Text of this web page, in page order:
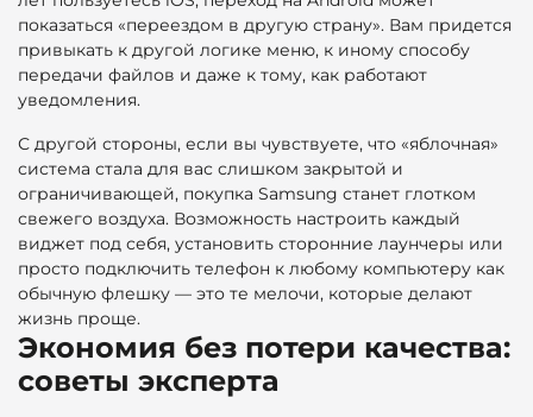
показаться «переездом в другую страну». Вам придется
привыкать к другой логике меню, к иному способу
передачи файлов и даже к тому, как работают
уведомления.
С другой стороны, если вы чувствуете, что «яблочная»
система стала для вас слишком закрытой и
ограничивающей, покупка Samsung станет глотком
свежего воздуха. Возможность настроить каждый
виджет под себя, установить сторонние лаунчеры или
просто подключить телефон к любому компьютеру как
обычную флешку — это те мелочи, которые делают
жизнь проще.
Экономия без потери качества:
советы эксперта